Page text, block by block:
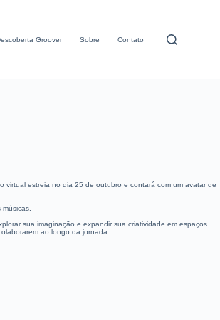
Groover Sobre Contato
virtual estreia no dia 25 de outubro e contará com um avatar de
sua imaginação e expandir sua criatividade em espaços
ao longo da jornada.